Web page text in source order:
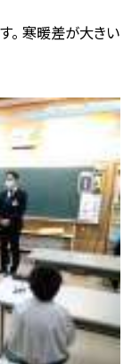
。 寒暖差が大きい